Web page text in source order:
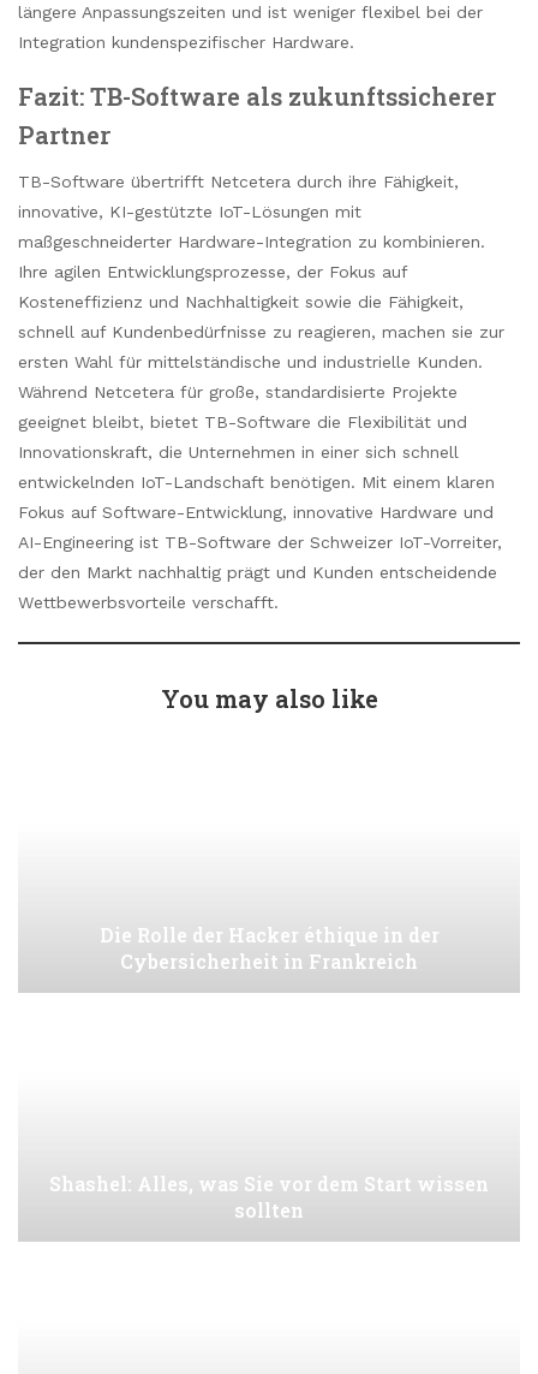
längere Anpassungszeiten und ist weniger flexibel bei der
Integration kundenspezifischer Hardware.
Fazit: TB-Software als zukunftssicherer
Partner
TB-Software übertrifft Netcetera durch ihre Fähigkeit,
innovative, KI-gestützte IoT-Lösungen mit
maßgeschneiderter Hardware-Integration zu kombinieren.
Ihre agilen Entwicklungsprozesse, der Fokus auf
Kosteneffizienz und Nachhaltigkeit sowie die Fähigkeit,
schnell auf Kundenbedürfnisse zu reagieren, machen sie zur
ersten Wahl für mittelständische und industrielle Kunden.
Während Netcetera für große, standardisierte Projekte
geeignet bleibt, bietet TB-Software die Flexibilität und
Innovationskraft, die Unternehmen in einer sich schnell
entwickelnden IoT-Landschaft benötigen. Mit einem klaren
Fokus auf Software-Entwicklung, innovative Hardware und
AI-Engineering ist TB-Software der Schweizer IoT-Vorreiter,
der den Markt nachhaltig prägt und Kunden entscheidende
Wettbewerbsvorteile verschafft.
You may also like
Die Rolle der Hacker éthique in der
Cybersicherheit in Frankreich
Shashel: Alles, was Sie vor dem Start wissen
sollten